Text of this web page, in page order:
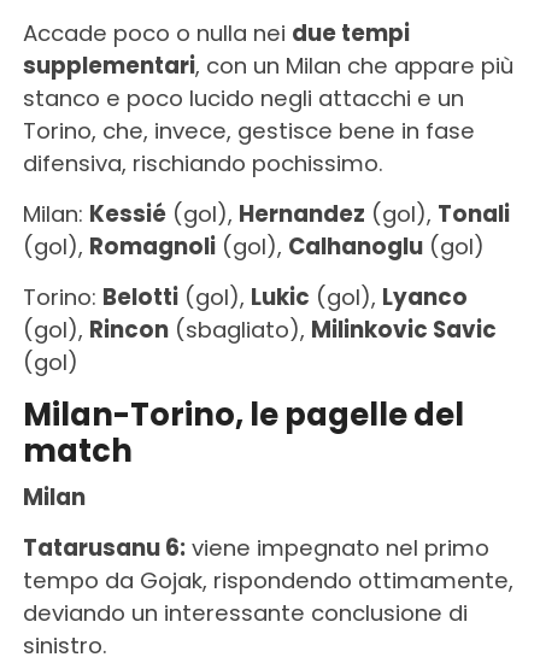
Accade poco o nulla nei due tempi
supplementari, con un Milan che appare più
stanco e poco lucido negli attacchi e un
Torino, che, invece, gestisce bene in fase
difensiva, rischiando pochissimo.
Milan: Kessié(gol), Hernandez (gol), Tonali
(gol), Romagnoli(gol), Calhanoglu(gol)
Torino: Belotti(gol), Lukic (gol), Lyanco
(gol), Rincon(sbagliato), Milinkovic Savic
(gol)
Milan-Torino, le pagelle del
match
Milan
Tatarusanu 6:viene impegnato nel primo
tempo da Gojak, rispondendo ottimamente,
deviando un interessante conclusione di
sinistro.